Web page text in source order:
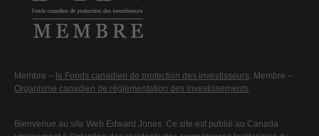
Membre – le Fonds canadien de protection des investisseurs . Membre –
Organisme canadien de réglementation des investissements
Bienvenue au site Web Edward Jones. Ce site est publié au Canada